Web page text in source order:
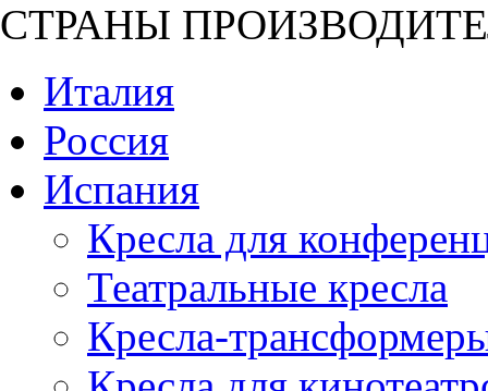
СТРАНЫ
Италия
Россия
Испания
Кресла для
Театральные кресла
Кресла-